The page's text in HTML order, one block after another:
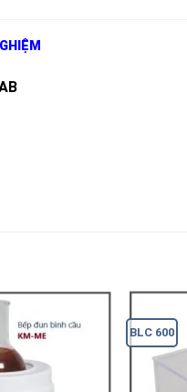
BLC 600